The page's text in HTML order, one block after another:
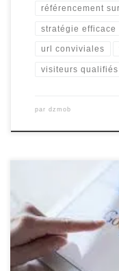
référencement
stratégie efficace
url conviviales
visiteurs qualifiés
par dzmob
Augmenter le
Augmenter le
Lorsqu’il s’agit
moteurs de recherche,